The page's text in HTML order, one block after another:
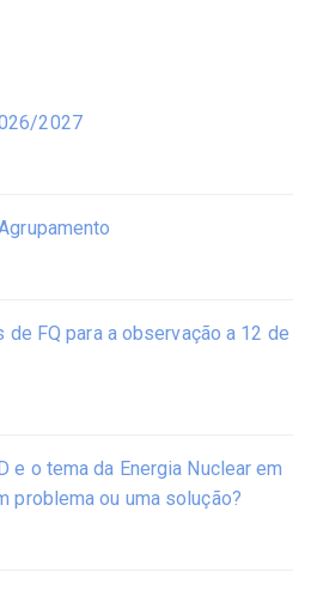
2027
FQ para a observação a 12 de
e o tema da Energia Nuclear em
problema ou uma solução?